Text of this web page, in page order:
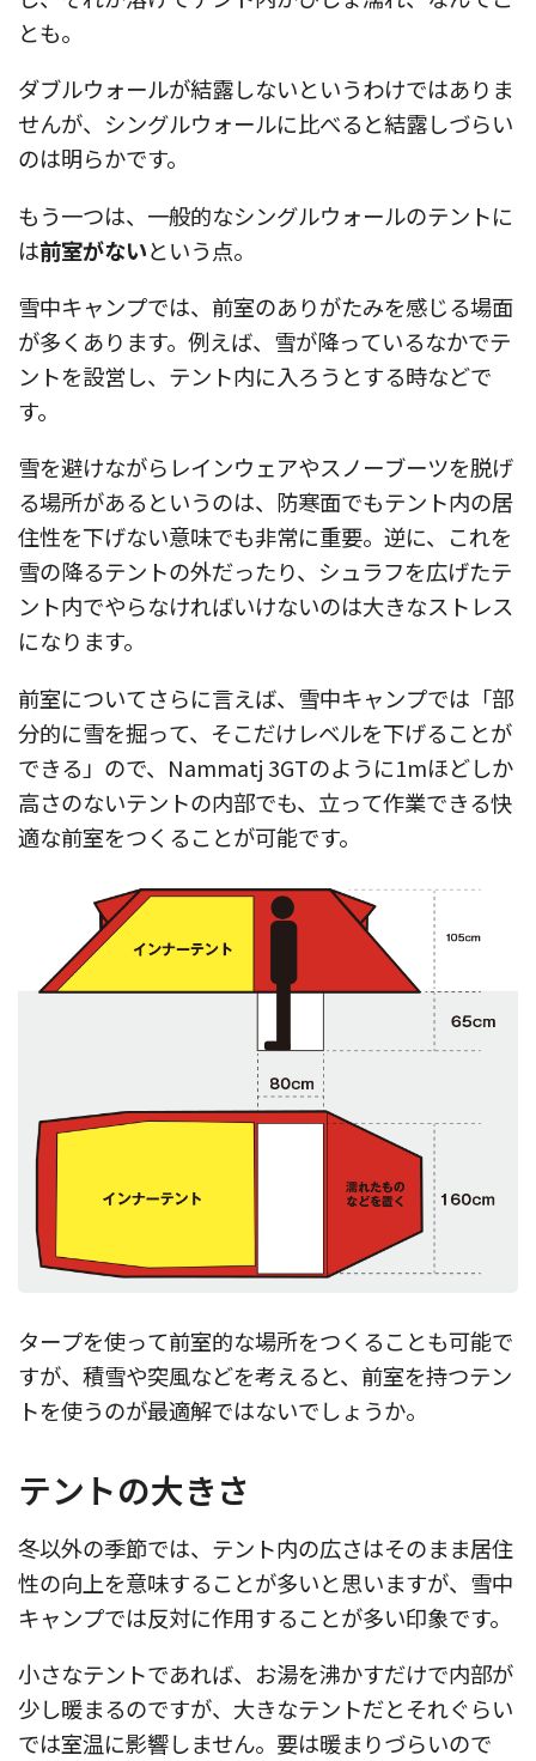
とも。
ダブルウォールが結露しないというわけではありま
せんが、シングルウォールに比べると結露しづらい
のは明らかです。
もう一つは、一般的なシングルウォールのテントに
は前室がないという点。
雪中キャンプでは、前室のありがたみを感じる場面
が多くあります。例えば、雪が降っているなかでテ
ントを設営し、テント内に入ろうとする時などで
す。
雪を避けながらレインウェアやスノーブーツを脱げ
る場所があるというのは、防寒面でもテント内の居
住性を下げない意味でも非常に重要。逆に、これを
雪の降るテントの外だったり、シュラフを広げたテ
ント内でやらなければいけないのは大きなストレス
になります。
前室についてさらに言えば、雪中キャンプでは「部
分的に雪を掘って、そこだけレベルを下げることが
できる」ので、Nammatj 3GTのように1mほどしか
高さのないテントの内部でも、立って作業できる快
適な前室をつくることが可能です。
タープを使って前室的な場所をつくることも可能で
すが、積雪や突風などを考えると、前室を持つテン
トを使うのが最適解ではないでしょうか。
テントの大きさ
冬以外の季節では、テント内の広さはそのまま居住
性の向上を意味することが多いと思いますが、雪中
キャンプでは反対に作用することが多い印象です。
小さなテントであれば、お湯を沸かすだけで内部が
少し暖まるのですが、大きなテントだとそれぐらい
では室温に影響しません。要は暖まりづらいので